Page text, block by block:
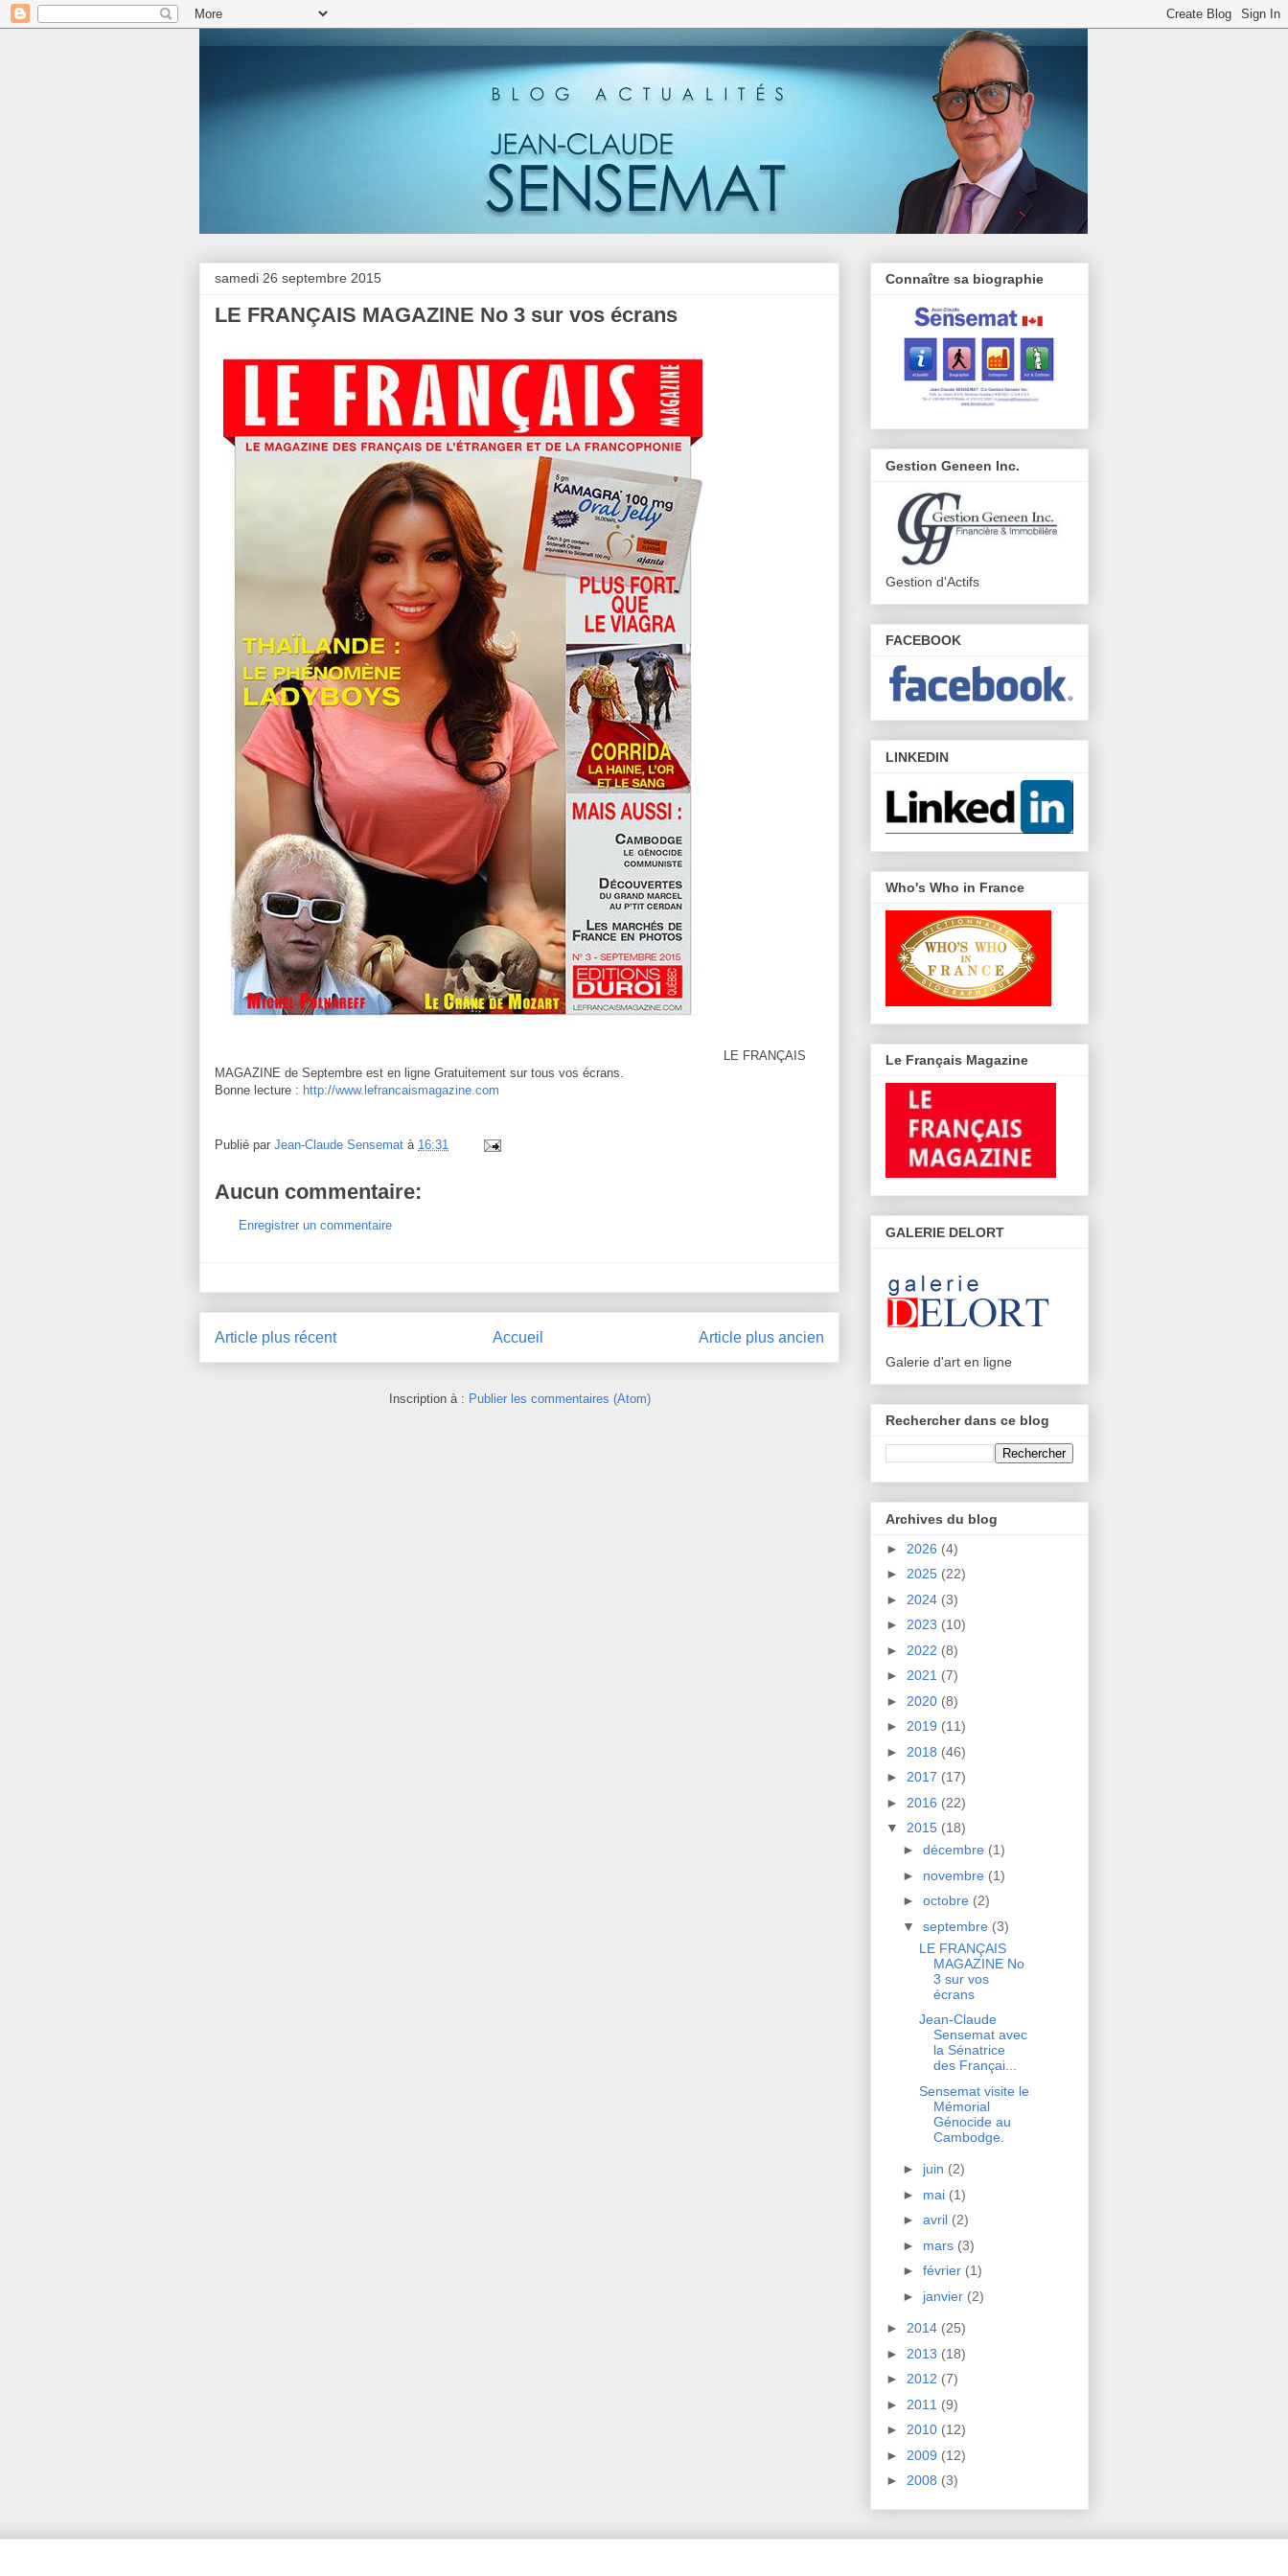
samedi 26 septembre 2015
LE FRANÇAIS MAGAZINE No 3 sur vos écrans
LE FRANÇAIS
MAGAZINE de Septembre est en ligne Gratuitement sur tous vos écrans.
Bonne lecture : http://www.lefrancaismagazine.com
Publié par Jean-Claude Sensemat à 16:31
Aucun commentaire:
Enregistrer un commentaire
Article plus récent Article plus ancien
Accueil
Inscription à : Publier les commentaires (Atom)
Connaître sa biographie
Gestion Geneen Inc.
Gestion d'Actifs
FACEBOOK
LINKEDIN
Who's Who in France
Le Français Magazine
GALERIE DELORT
Galerie d'art en ligne
Rechercher dans ce blog
Archives du blog
► 2026 (4)
► 2025 (22)
► 2024 (3)
► 2023 (10)
► 2022 (8)
► 2021 (7)
► 2020 (8)
► 2019 (11)
► 2018 (46)
► 2017 (17)
► 2016 (22)
▼ 2015 (18)
► décembre (1)
► novembre (1)
► octobre (2)
▼ septembre (3)
LE FRANÇAIS
MAGAZINE No
3 sur vos
écrans
Jean-Claude
Sensemat avec
la Sénatrice
des Françai...
Sensemat visite le
Mémorial
Génocide au
Cambodge.
► juin (2)
► mai (1)
► avril (2)
► mars (3)
► février (1)
► janvier (2)
► 2014 (25)
► 2013 (18)
► 2012 (7)
► 2011 (9)
► 2010 (12)
► 2009 (12)
► 2008 (3)